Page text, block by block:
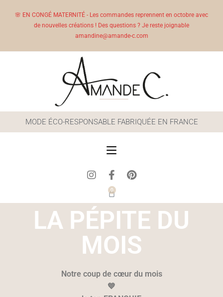
🌸 EN CONGÉ MATERNITÉ - Les commandes reprennent en octobre avec
de nouvelles créations ! Des questions ? Je reste joignable
amandine@amande-c.com
MODE ÉCO-RESPONSABLE FABRIQUÉE EN FRANCE
0
LA PÉPITE DU
MOIS
Notre coup de cœur du mois
💙